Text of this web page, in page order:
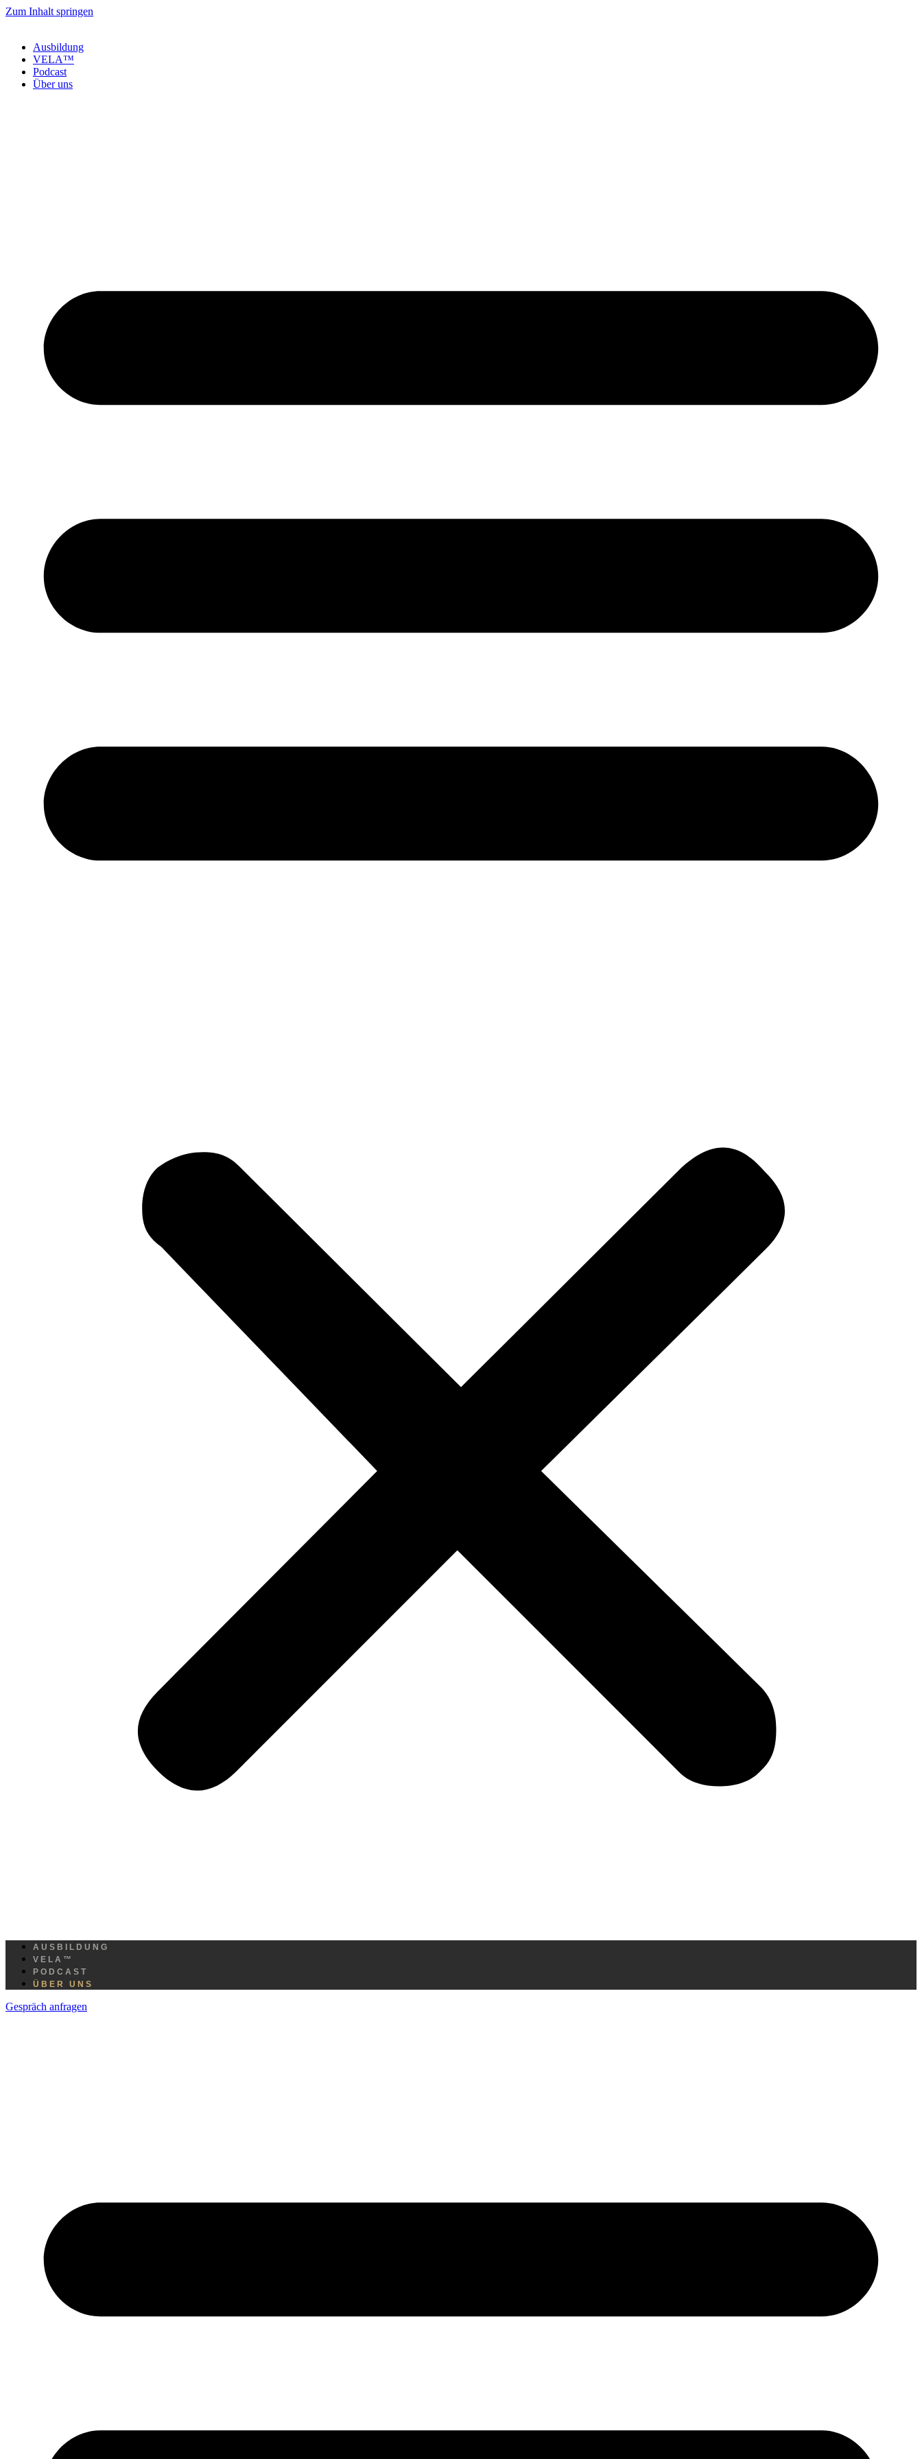
Zum Inhalt springen
Ausbildung
VELA™
Podcast
Über uns
AUSBILDUNG
VELA™
PODCAST
ÜBER UNS
Gespräch anfragen